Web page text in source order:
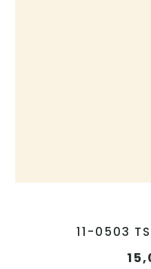
11-0503